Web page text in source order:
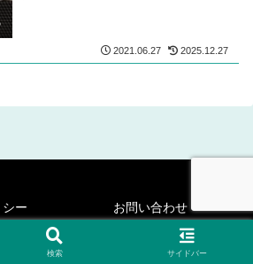
2021.06.27 2025.12.27
ー お問い合わせ
ネフィリー・ステディ・ゴー！.
検索 サイドバー